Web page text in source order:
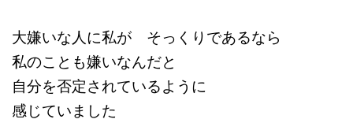
大嫌いな人に私が そっくりであるなら
私のことも嫌いなんだと
自分を否定されているように
感じていました